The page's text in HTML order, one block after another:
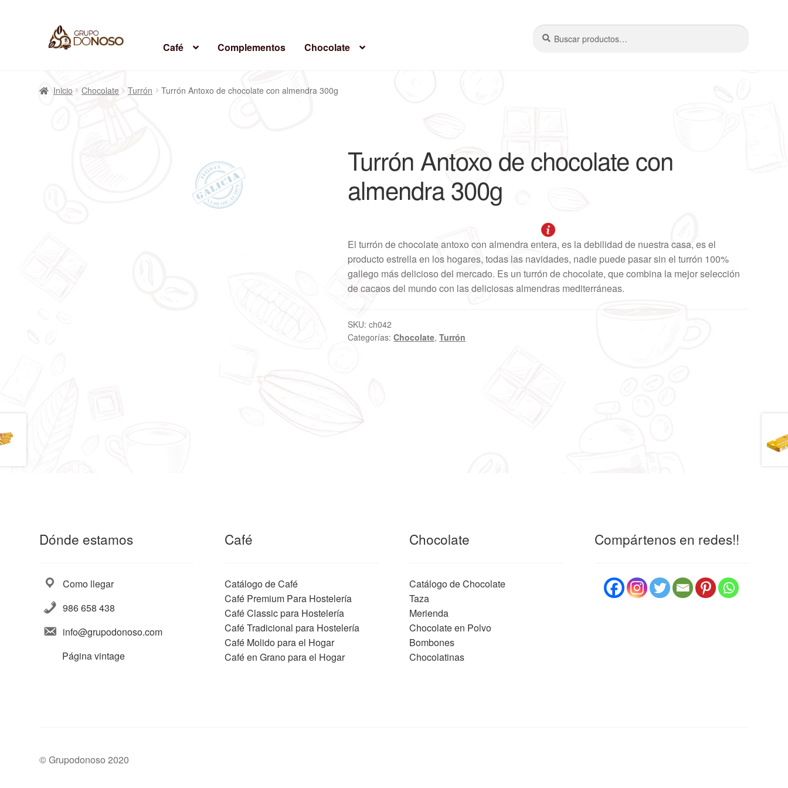
Café Complementos Chocolate
Buscar
por:
Buscar
Inicio Chocolate Turrón Turrón Antoxo de chocolate con almendra 300g
Turrón Antoxo de chocolate con
almendra 300g
El turrón de chocolate antoxo con almendra entera, es la debilidad de nuestra casa, es el
producto estrella en los hogares, todas las navidades, nadie puede pasar sin el turrón 100%
gallego más delicioso del mercado. Es un turrón de chocolate, que combina la mejor selección
de cacaos del mundo con las deliciosas almendras mediterráneas.
SKU:ch042
Categorías:Chocolate,Turrón
Dónde estamos
Como llegar
986 658 438
info@grupodonoso.com
Página vintage
Café
Catálogo de Café
Café Premium Para Hostelería
Café Classic para Hostelería
Café Tradicional para Hostelería
Café Molido para el Hogar
Café en Grano para el Hogar
Chocolate
Catálogo de Chocolate
Taza
Merienda
Chocolate en Polvo
Bombones
Chocolatinas
Compártenos en redes!!
© Grupodonoso 2020